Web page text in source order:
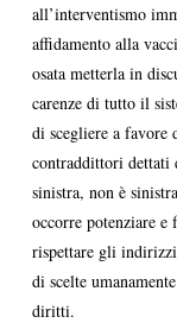
all’interventismo
affidamento alla
osata metterla in
carenze di tutto il
di scegliere a favore
contraddittori dettati
sinistra, non è
occorre potenziare
rispettare gli
di scelte
diritti.